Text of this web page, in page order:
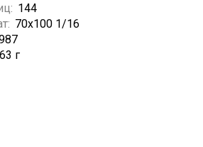
144
70х100 1/16
г